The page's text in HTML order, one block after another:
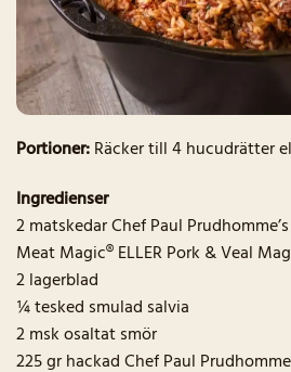
Portioner:Räcker till 4 hucudrätter
Ingredienser
2 matskedar Chef Paul
Meat Magic® ELLER Pork & Veal
2 lagerblad
¼ tesked smulad salvia
2 msk osaltat smör
225 gr hackad Chef Paul